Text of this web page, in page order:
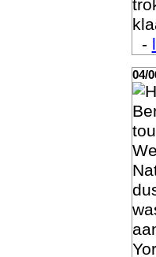
-
04/